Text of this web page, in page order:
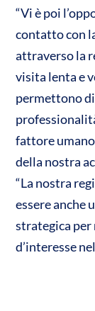
“Vi è poi
contatto con
attraverso la
visita lenta e
permettono
fattore
della nostra
“La nostra
essere anche
strategica
d’interesse